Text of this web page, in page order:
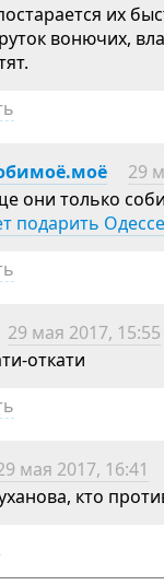
их
вонючих,
29
они только
подарить
29 мая 2017, 15:55
откати
мая 2017, 16:41
кто